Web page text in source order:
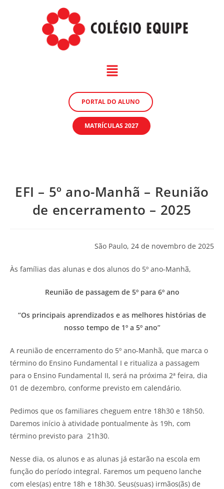
PORTAL DO ALUNO
MATRÍCULAS 2027
EFI – 5º ano-Manhã – Reunião
de encerramento – 2025
São Paulo, 24 de novembro de 2025
Às famílias das alunas e dos alunos do 5º ano-Manhã,
Reunião de passagem de 5º para 6º ano
“Os principais aprendizados e as melhores histórias de
nosso tempo de 1º a 5º ano”
A reunião de encerramento do 5º ano-Manhã, que marca o
término do Ensino Fundamental I e ritualiza a passagem
para o Ensino Fundamental II, será na próxima 2ª feira, dia
01 de dezembro, conforme previsto em calendário.
Pedimos que os familiares cheguem entre 18h30 e 18h50.
Daremos início à atividade pontualmente às 19h, com
término previsto para 21h30.
Nesse dia, os alunos e as alunas já estarão na escola em
função do período integral. Faremos um pequeno lanche
com eles(as) entre 18h e 18h30. Seus(suas) irmãos(ãs) de